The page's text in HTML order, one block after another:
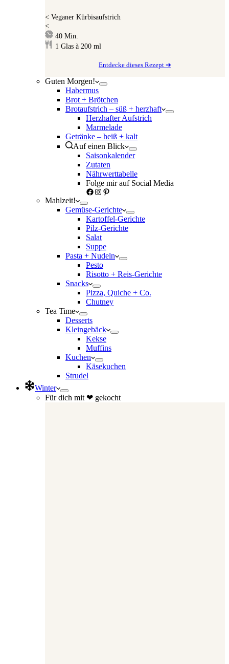
< Veganer Kürbisaufstrich
<
40Minuten
Min.
1 Glas à 200 ml
Entdecke dieses Rezept ➔
Guten Morgen!
Habermus
Brot + Brötchen
Brotaufstrich – süß + herzhaft
Herzhafter Aufstrich
Marmelade
Getränke – heiß + kalt
Auf einen Blick
Saisonkalender
Zutaten
Nährwerttabelle
Folge mir auf Social Media
Facebook
Instagram
Pinterest
Mahlzeit!
Gemüse-Gerichte
Kartoffel-Gerichte
Pilz-Gerichte
Salat
Suppe
Pasta + Nudeln
Pesto
Risotto + Reis-Gerichte
Snacks
Pizza, Quiche + Co.
Chutney
Tea Time
Desserts
Kleingebäck
Kekse
Muffins
Kuchen
Käsekuchen
Strudel
Winter
Für dich mit ❤ gekocht